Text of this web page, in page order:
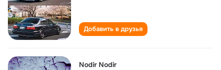
Добавить в друзья
Nodir Nodir